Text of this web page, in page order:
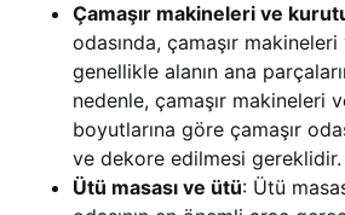
Çamaşır makineleri ve
odasında, çamaşır
genellikle alanın ana
nedenle, çamaşır makineleri
boyutlarına göre çamaşır
ve dekore edilmesi gereklidir.
Ütü masası ve ütü: Ütü